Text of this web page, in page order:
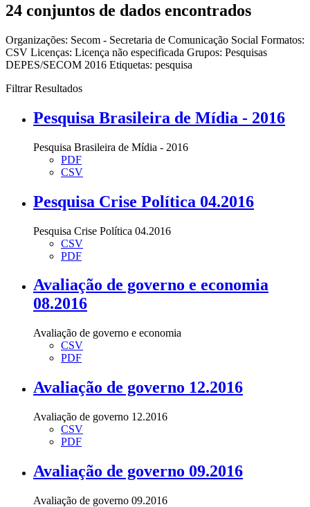
24 conjuntos de dados encontrados
Organizações: Secom - Secretaria de Comunicação Social Formatos:
CSV Licenças: Licença não especificada Grupos: Pesquisas
DEPES/SECOM 2016 Etiquetas: pesquisa
Filtrar Resultados
Pesquisa Brasileira de Mídia - 2016
Pesquisa Brasileira de Mídia - 2016
PDF
CSV
Pesquisa Crise Política 04.2016
Pesquisa Crise Política 04.2016
CSV
PDF
Avaliação de governo e economia
08.2016
Avaliação de governo e economia
CSV
PDF
Avaliação de governo 12.2016
Avaliação de governo 12.2016
CSV
PDF
Avaliação de governo 09.2016
Avaliação de governo 09.2016